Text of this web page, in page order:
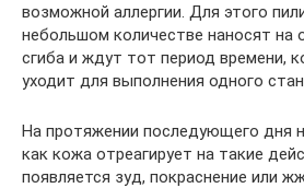
возможной аллергии. Для этого
небольшом количестве наносят на
сгиба и ждут тот период времени,
уходит для выполнения одного
На протяжении последующего дня
как кожа отреагирует на такие
появляется зуд, покраснение или